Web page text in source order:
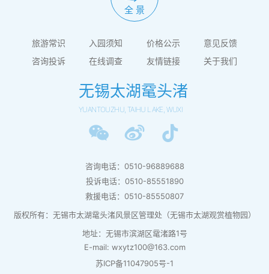
全 景
旅游常识 入园须知 价格公示
意见反馈
咨询投诉
在线调查 友情链接 关于我们
无锡太湖鼋头渚
YUANTOUZHU, TAIHU LAKE, WUXI
咨询电话：0510-96889688
投诉电话：0510-85551890
救援电话：0510-85550807
版权所有：无锡市太湖鼋头渚风景区管理处（无锡市太湖观赏植物园）
地址：无锡市滨湖区鼋渚路1号
E-mail: wxytz100@163.com
苏ICP备11047905号-1